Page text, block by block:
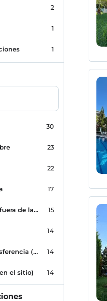
2
1
1
30
23
22
17
Aparcamiento (fuera de las instalaciones) 15
14
Servicio de transferencia (pagado) 14
el sitio) 14